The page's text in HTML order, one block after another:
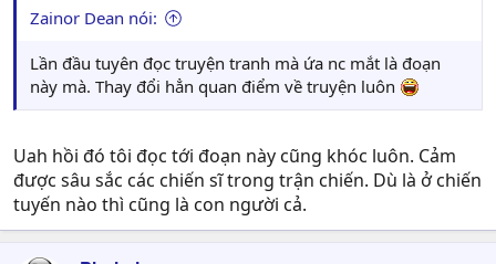
Zainor Dean nói:
Lần đầu tuyên đọc truyện tranh mà ứa nc mắt là đoạn
này mà. Thay đổi hẳn quan điểm về truyện luôn
Uah hồi đó tôi đọc tới đoạn này cũng khóc luôn. Cảm
được sâu sắc các chiến sĩ trong trận chiến. Dù là ở chiến
tuyến nào thì cũng là con người cả.